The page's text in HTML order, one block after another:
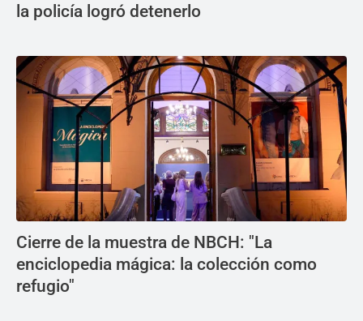
la policía logró detenerlo
Cierre de la muestra de NBCH: "La
enciclopedia mágica: la colección como
refugio"